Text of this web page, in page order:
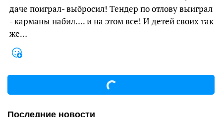
даче поиграл- выбросил! Тендер по отлову выиграл
- карманы набил…. и на этом все! И детей своих так
же…
Последние новости